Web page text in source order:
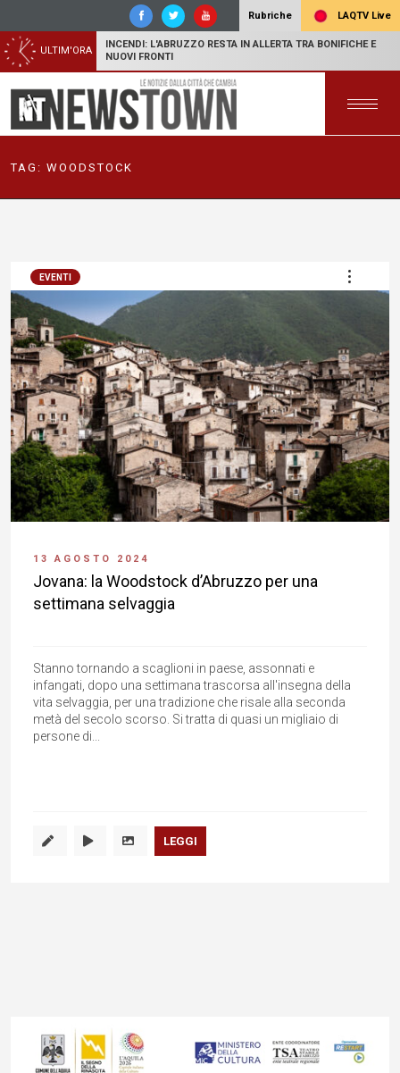
Rubriche LAQTV Live
ULTIM'ORA
INCENDI: L'ABRUZZO RESTA IN ALLERTA TRA BONIFICHE E
NUOVI FRONTI
TAG: WOODSTOCK
EVENTI
13 AGOSTO 2024
Jovana: la Woodstock d’Abruzzo per una
settimana selvaggia
Stanno tornando a scaglioni in paese, assonnati e
infangati, dopo una settimana trascorsa all'insegna della
vita selvaggia, per una tradizione che risale alla seconda
metà del secolo scorso. Si tratta di quasi un migliaio di
persone di...
LEGGI